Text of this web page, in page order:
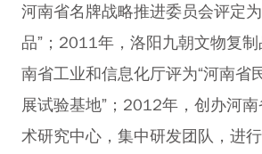
河南省名牌战略推进委员会评定
品”；2011年，洛阳九朝文物复
南省工业和信息化厅评为“河南省
展试验基地”；2012年，创办河
术研究中心，集中研发团队，进